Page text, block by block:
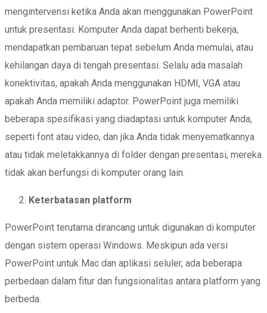
mengintervensi ketika Anda akan menggunakan PowerPoint
untuk presentasi. Komputer Anda dapat berhenti bekerja,
mendapatkan pembaruan tepat sebelum Anda memulai, atau
kehilangan daya di tengah presentasi. Selalu ada masalah
konektivitas, apakah Anda menggunakan HDMI, VGA atau
apakah Anda memiliki adaptor. PowerPoint juga memiliki
beberapa spesifikasi yang diadaptasi untuk komputer Anda,
seperti font atau video, dan jika Anda tidak menyematkannya
atau tidak meletakkannya di folder dengan presentasi, mereka
tidak akan berfungsi di komputer orang lain.
Keterbatasan platform
PowerPoint terutama dirancang untuk digunakan di komputer
dengan sistem operasi Windows. Meskipun ada versi
PowerPoint untuk Mac dan aplikasi seluler, ada beberapa
perbedaan dalam fitur dan fungsionalitas antara platform yang
berbeda.